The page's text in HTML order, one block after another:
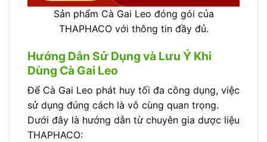
Sản phẩm Cà Gai Leo đóng gói của
THAPHACO với thông tin đầy đủ.
Hướng Dẫn Sử Dụng và Lưu Ý Khi
Dùng Cà Gai Leo
Để Cà Gai Leo phát huy tối đa công dụng, việc
sử dụng đúng cách là vô cùng quan trọng.
Dưới đây là hướng dẫn từ chuyên gia dược liệu
THAPHACO: